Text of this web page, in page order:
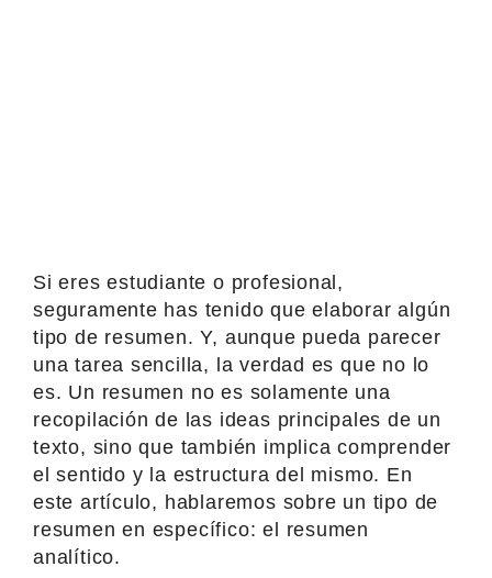
Si eres estudiante o profesional,
seguramente has tenido que elaborar algún
tipo de resumen. Y, aunque pueda parecer
una tarea sencilla, la verdad es que no lo
es. Un resumen no es solamente una
recopilación de las ideas principales de un
texto, sino que también implica comprender
el sentido y la estructura del mismo. En
este artículo, hablaremos sobre un tipo de
resumen en específico: el resumen
analítico.